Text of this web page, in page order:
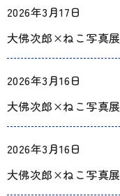
2026年3月17日
大佛次郎×ねこ写真展
2026年3月16日
大佛次郎×ねこ写真展
2026年3月16日
大佛次郎×ねこ写真展